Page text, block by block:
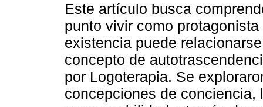
Este artículo busca
punto vivir como
existencia puede
concepto de
por Logoterapia. Se
concepciones de conciencia,